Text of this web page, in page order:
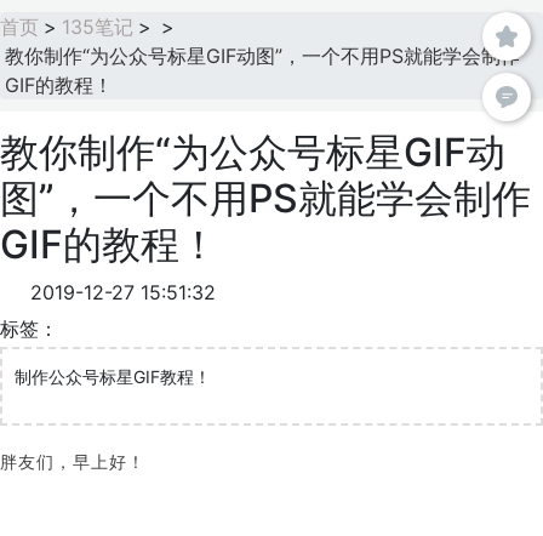
首页 > 135笔记 > >
教你制作“为公众号标星GIF动图”，一个不用PS就能学会制作
GIF的教程！
教你制作“为公众号标星GIF动
图”，一个不用PS就能学会制作
GIF的教程！
2019-12-27 15:51:32
标签：
制作公众号标星GIF教程！
胖友们，早上好！